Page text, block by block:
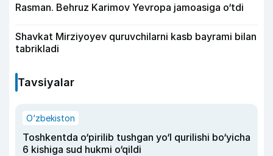
Rasman. Behruz Karimov Yevropa jamoasiga o‘tdi
Shavkat Mirziyoyev quruvchilarni kasb bayrami bilan
tabrikladi
Tavsiyalar
O‘zbekiston
Toshkentda o‘pirilib tushgan yo‘l qurilishi bo‘yicha
6 kishiga sud hukmi o‘qildi